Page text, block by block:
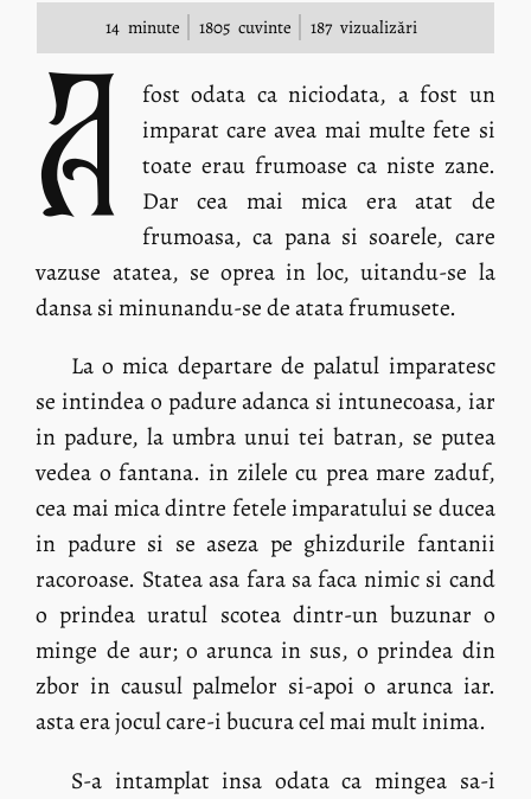
14 minute 1805 cuvinte 187 vizualizări
A
fost odata ca niciodata, a fost un
imparat care avea mai multe fete si
toate erau frumoase ca niste zane.
Dar cea mai mica era atat de
frumoasa, ca pana si soarele, care
vazuse atatea, se oprea in loc, uitandu-se la
dansa si minunandu-se de atata frumusete.
La o mica departare de palatul imparatesc
se intindea o padure adanca si intunecoasa, iar
in padure, la umbra unui tei batran, se putea
vedea o fantana. in zilele cu prea mare zaduf,
cea mai mica dintre fetele imparatului se ducea
in padure si se aseza pe ghizdurile fantanii
racoroase. Statea asa fara sa faca nimic si cand
o prindea uratul scotea dintr-un buzunar o
minge de aur; o arunca in sus, o prindea din
zbor in causul palmelor si-apoi o arunca iar.
asta era jocul care-i bucura cel mai mult inima.
S-a intamplat insa odata ca mingea sa-i